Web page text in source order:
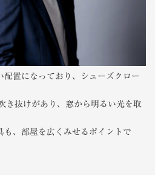
配置になっており、シューズクロー
き抜けがあり、窓から明るい光を取
も、部屋を広くみせるポイントで